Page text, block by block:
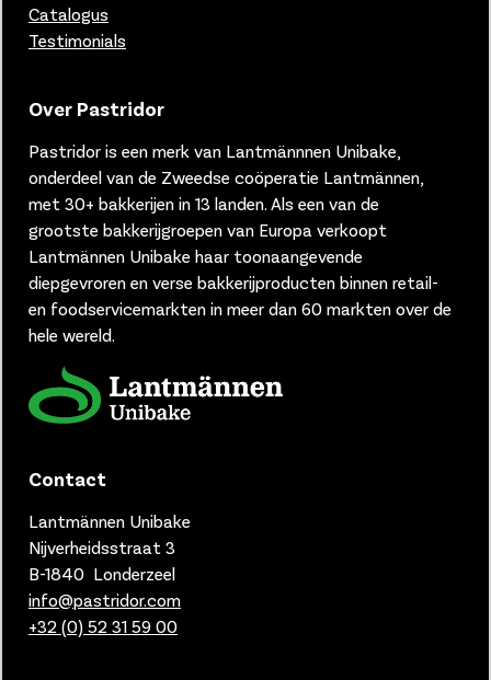
Catalogus
Testimonials
Over Pastridor
Pastridor is een merk van Lantmännnen Unibake,
onderdeel van de Zweedse coöperatie Lantmännen,
met 30+ bakkerijen in 13 landen. Als een van de
grootste bakkerijgroepen van Europa verkoopt
Lantmännen Unibake haar toonaangevende
diepgevroren en verse bakkerijproducten binnen retail-
en foodservicemarkten in meer dan 60 markten over de
hele wereld.
Contact
Lantmännen Unibake
Nijverheidsstraat 3
B-1840 Londerzeel
info@pastridor.com
+32 (0) 52 31 59 00